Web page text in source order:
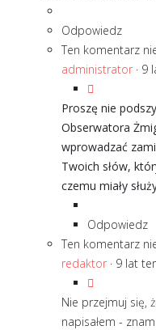
Odpowiedz
Ten komentarz
administrator · 9
Proszę nie
Obserwatora
wprowadzać
Twoich słów,
czemu miały
Odpowiedz
Ten komentarz
redaktor · 9 lat
Nie przejmuj się,
napisałem -